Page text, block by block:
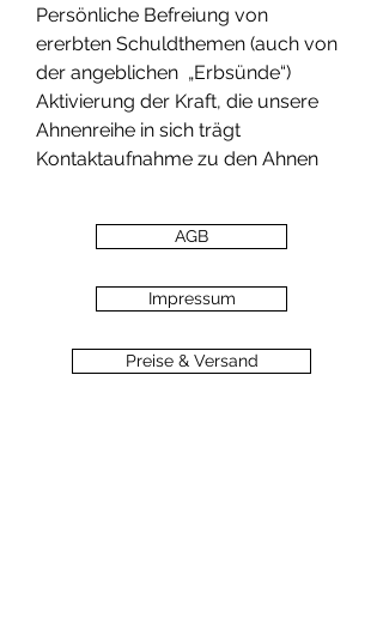
Persönliche Befreiung von
ererbten Schuldthemen (auch von
der angeblichen „Erbsünde“)
Aktivierung der Kraft, die unsere
Ahnenreihe in sich trägt
Kontaktaufnahme zu den Ahnen
AGB
Impressum
Preise & Versand